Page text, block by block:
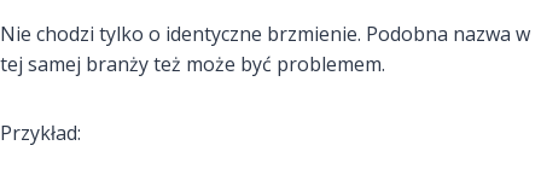
Nie chodzi tylko o identyczne brzmienie. Podobna nazwa w
tej samej branży też może być problemem.
Przykład: